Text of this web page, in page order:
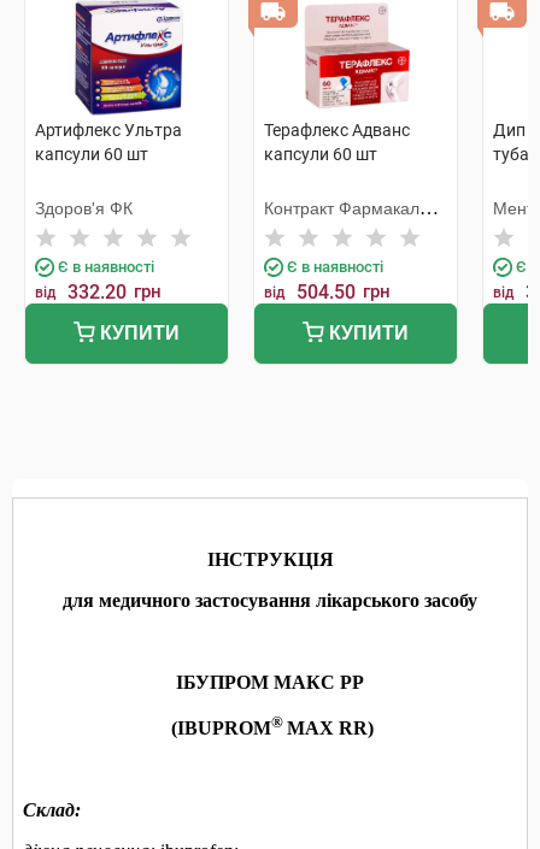
Артифлекс Ультра
капсули 60 шт
Здоров'я ФК
Є в наявності
від 332.20 грн
КУПИТИ
Терафлекс Адванс
капсули 60 шт
Контракт Фармакал
Корпорейшн
Є в наявності
від 504.50 грн
КУПИТИ
Дип
туба
Є в
від